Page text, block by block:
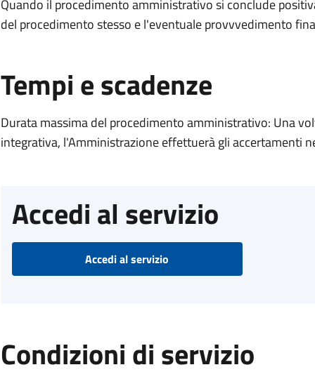
Quando il procedimento amministrativo si conclude
del procedimento stesso e l'eventuale provvvedimento
Tempi e scadenze
Durata massima del procedimento amministrativo: Una
integrativa, l'Amministrazione effettuerà gli accertamenti
Accedi al servizio
Accedi al servizio
Condizioni di servizio